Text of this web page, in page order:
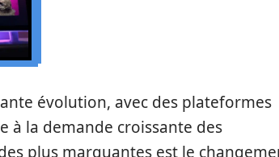
évolution, avec des plateformes
la demande croissante des
plus marquantes est le